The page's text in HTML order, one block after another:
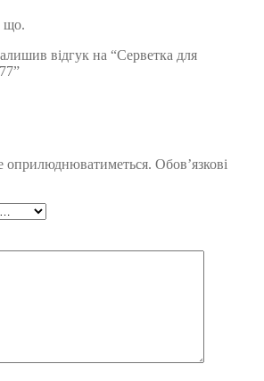
що.
відгук на “Серветка для
оприлюднюватиметься. Обов’язкові